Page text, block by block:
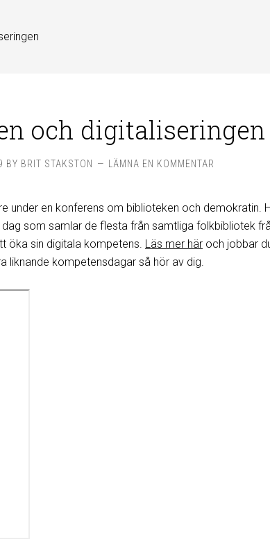
och digitaliseringen
BY BRIT STAKSTON LÄMNA EN KOMMENTAR
under en konferens om biblioteken och demokratin.
som samlar de flesta från samtliga folkbibliotek
öka sin digitala kompetens. Läs mer här och jobbar
liknande kompetensdagar så hör av dig.